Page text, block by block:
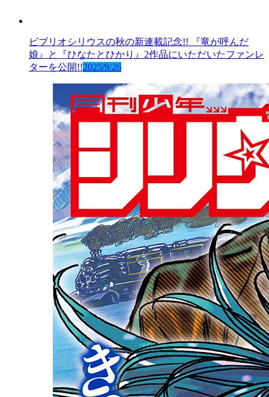
ビブリオシリウスの秋の新連載記念!! 『竜が呼んだ
娘』と『ひなたとひかり』2作品にいただいたファンレ
ターを公開!!2025/9/26